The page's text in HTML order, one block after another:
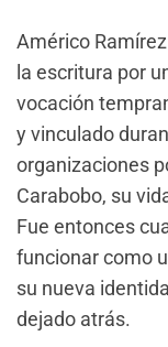
Américo
la escritura por
vocación
y vinculado
organizaciones
Carabobo, su
Fue entonces
funcionar como
su nueva
dejado atrás.